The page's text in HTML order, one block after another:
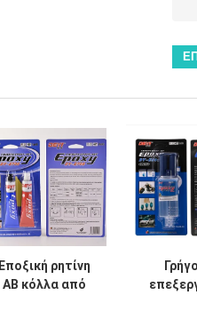
Εποξική ρητίνη
AB κόλλα από